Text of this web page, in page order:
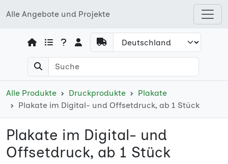
Alle Angebote und Projekte
Open shops menu
Alle Produkte Druckprodukte
Plakate
Plakate im Digital- und Offsetdruck, ab 1 Stück
Plakate im Digital- und
Offsetdruck, ab 1 Stück